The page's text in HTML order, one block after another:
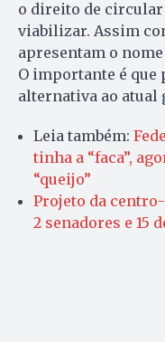
o direito de
viabilizar. Assim
apresentam o
O importante é
alternativa ao
Leia também:
tinha a “faca”,
“queijo”
Projeto da
2 senadores e 15